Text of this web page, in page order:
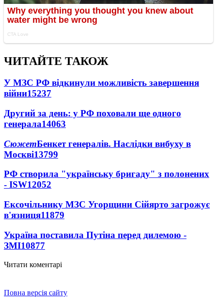
ЧИТАЙТЕ ТАКОЖ
У МЗС РФ відкинули можливість завершення
війни15237
Другий за день: у РФ поховали ще одного
генерала14063
СюжетБенкет генералів. Наслідки вибуху в
Москві13799
РФ створила "українську бригаду" з полонених
- ISW12052
Ексочільнику МЗС Угорщини Сійярто загрожує
в'язниця11879
Україна поставила Путіна перед дилемою -
ЗМІ10877
Читати коментарі
Повна версія сайту